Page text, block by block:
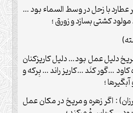
عطارد با زحل در وسط السماء بود …
كشتى بسازد و زورق ؛
دليل عمل بود… دليل كاريزكنان
…گور كنَد …كاريز راند … بِركه و
؛
: اگر زهره و مريخ در مكان عمل